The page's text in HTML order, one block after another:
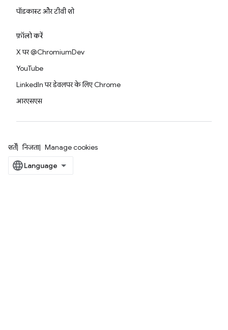
पॉडकास्ट और टीवी शो
फ़ॉलो करें
X पर @ChromiumDev
YouTube
LinkedIn पर डेवलपर के लिए Chrome
आरएसएस
शर्तें निजता Manage cookies